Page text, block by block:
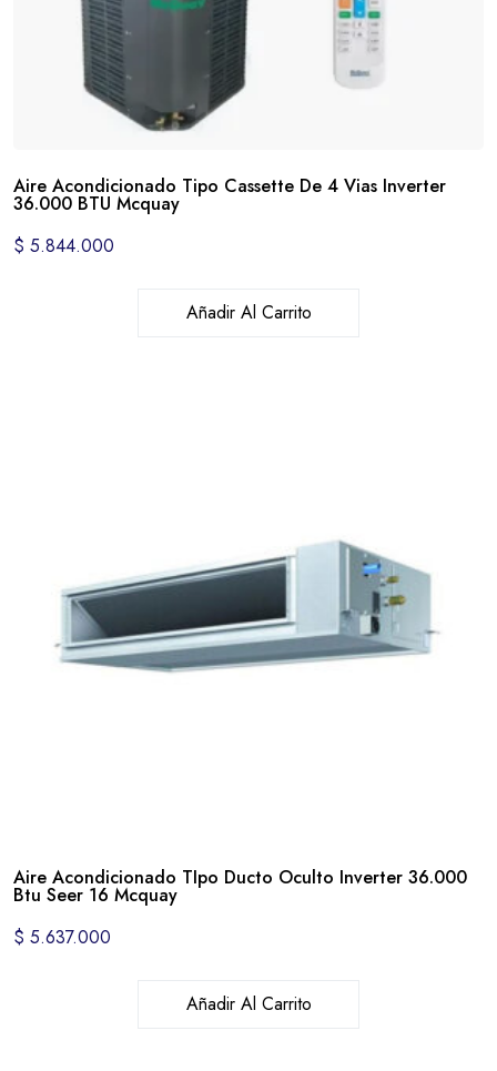
Aire Acondicionado Tipo Cassette De 4 Vias Inverter
36.000 BTU Mcquay
$ 5.844.000
Añadir Al Carrito
Aire Acondicionado TIpo Ducto Oculto Inverter 36.000
Btu Seer 16 Mcquay
$ 5.637.000
Añadir Al Carrito